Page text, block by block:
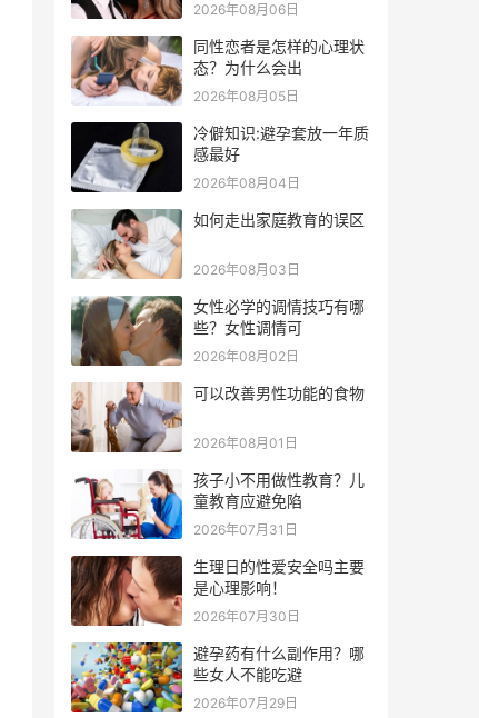
2026年08月06日
同性恋者是怎样的心理状
态？为什么会出
2026年08月05日
冷僻知识:避孕套放一年质
感最好
2026年08月04日
如何走出家庭教育的误区
2026年08月03日
女性必学的调情技巧有哪
些？女性调情可
2026年08月02日
可以改善男性功能的食物
2026年08月01日
孩子小不用做性教育？儿
童教育应避免陷
2026年07月31日
生理日的性爱安全吗主要
是心理影响！
2026年07月30日
避孕药有什么副作用？哪
些女人不能吃避
2026年07月29日